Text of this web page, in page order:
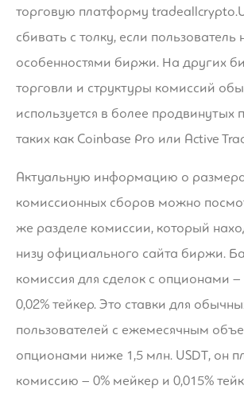
торговую платформу
сбивать с толку, если пользователь
особенностями биржи. На других
торговли и структуры комиссий
используется в более продвинутых
таких как Coinbase Pro или Active
Актуальную информацию о
комиссионных сборов можно
же разделе комиссии, который
низу официального сайта биржи.
комиссия для сделок с опционами –
0,02% тейкер. Это ставки для
пользователей с ежемесячным
опционами ниже 1,5 млн. USDT, он
комиссию – 0% мейкер и 0,015%